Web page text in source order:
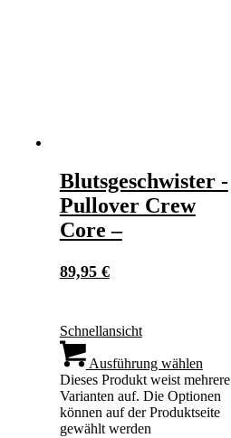
Blutsgeschwister -
Pullover Crew
Core –
89,95 €
Schnellansicht
Ausführung wählen
Dieses Produkt weist mehrere
Varianten auf. Die Optionen
können auf der Produktseite
gewählt werden